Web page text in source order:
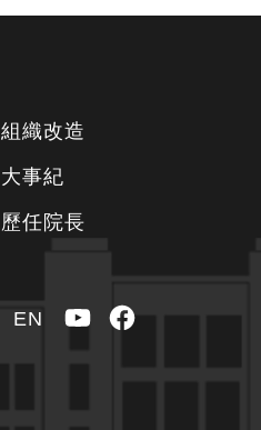
組織改造
大事紀
歷任院長
EN YouTubeFacebook